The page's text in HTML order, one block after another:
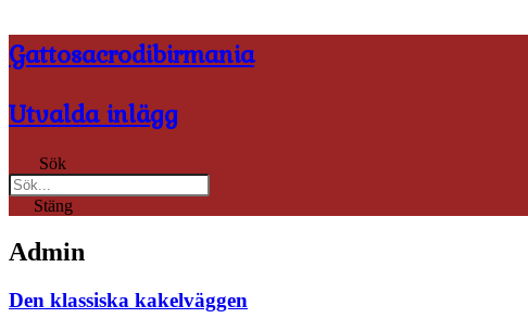
till
innehåll
Gattosacrodibirmania
Utvalda inlägg
Sök
Stäng
Admin
Den klassiska kakelväggen